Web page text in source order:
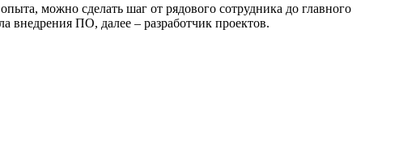
можно сделать шаг от рядового сотрудника до главного
ПО, далее – разработчик проектов.